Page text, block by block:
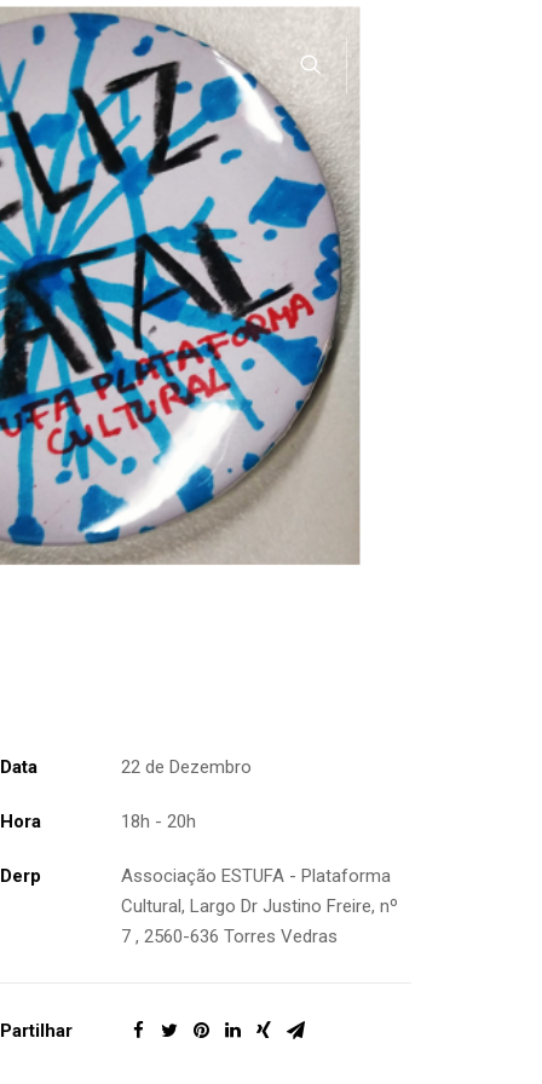
Data 22 de Dezembro
Hora 18h - 20h
Derp
Associação ESTUFA - Plataforma
Cultural, Largo Dr Justino Freire, nº
7 , 2560-636 Torres Vedras
Partilhar